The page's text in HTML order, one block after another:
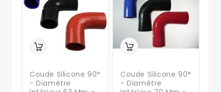
Coude Silicone 90°
- Diamètre
Coude Silicone 90°
- Diamètre